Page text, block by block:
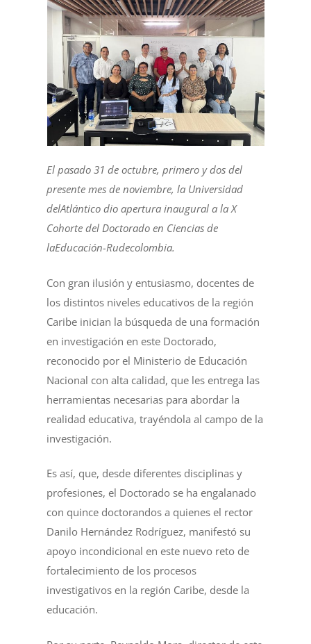
El pasado 31 de octubre, primero y dos del
presente mes de noviembre, la Universidad
delAtlántico dio apertura inaugural a la X
Cohorte del Doctorado en Ciencias de
laEducación-Rudecolombia.
Con gran ilusión y entusiasmo, docentes de
los distintos niveles educativos de la región
Caribe inician la búsqueda de una formación
en investigación en este Doctorado,
reconocido por el Ministerio de Educación
Nacional con alta calidad, que les entrega las
herramientas necesarias para abordar la
realidad educativa, trayéndola al campo de la
investigación.
Es así, que, desde diferentes disciplinas y
profesiones, el Doctorado se ha engalanado
con quince doctorandos a quienes el rector
Danilo Hernández Rodríguez, manifestó su
apoyo incondicional en este nuevo reto de
fortalecimiento de los procesos
investigativos en la región Caribe, desde la
educación.